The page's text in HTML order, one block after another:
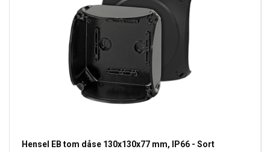
Hensel EB tom dåse 130x130x77 mm, IP66 - Sort